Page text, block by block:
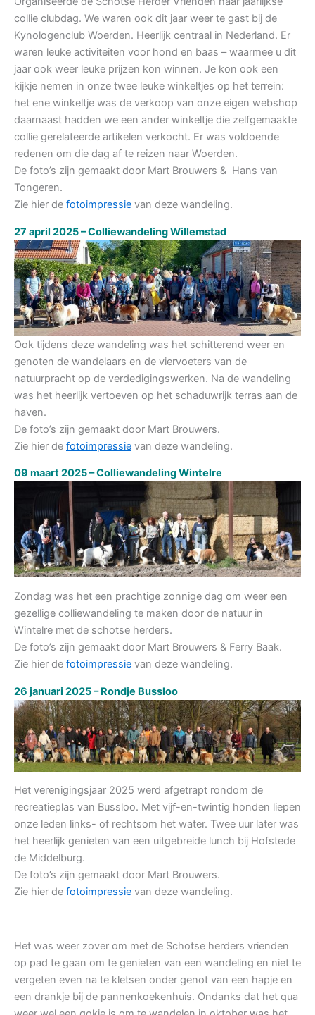
collie clubdag. We waren ook dit jaar weer te gast bij de
Kynologenclub Woerden. Heerlijk centraal in Nederland. Er
waren leuke activiteiten voor hond en baas – waarmee u dit
jaar ook weer leuke prijzen kon winnen. Je kon ook een
kijkje nemen in onze twee leuke winkeltjes op het terrein:
het ene winkeltje was de verkoop van onze eigen webshop
daarnaast hadden we een ander winkeltje die zelfgemaakte
collie gerelateerde artikelen verkocht. Er was voldoende
redenen om die dag af te reizen naar Woerden.
De foto’s zijn gemaakt door Mart Brouwers & Hans van
Tongeren.
Zie hier de fotoimpressie van deze wandeling.
27 april 2025 – Colliewandeling Willemstad
Ook tijdens deze wandeling was het schitterend weer en
genoten de wandelaars en de viervoeters van de
natuurpracht op de verdedigingswerken. Na de wandeling
was het heerlijk vertoeven op het schaduwrijk terras aan de
haven.
De foto’s zijn gemaakt door Mart Brouwers.
Zie hier de fotoimpressie van deze wandeling.
09 maart 2025 – Colliewandeling Wintelre
Zondag was het een prachtige zonnige dag om weer een
gezellige colliewandeling te maken door de natuur in
Wintelre met de schotse herders.
De foto’s zijn gemaakt door Mart Brouwers & Ferry Baak.
Zie hier de fotoimpressie van deze wandeling.
26 januari 2025 – Rondje Bussloo
Het verenigingsjaar 2025 werd afgetrapt rondom de
recreatieplas van Bussloo. Met vijf-en-twintig honden liepen
onze leden links- of rechtsom het water. Twee uur later was
het heerlijk genieten van een uitgebreide lunch bij Hofstede
de Middelburg.
De foto’s zijn gemaakt door Mart Brouwers.
Zie hier de fotoimpressie van deze wandeling.
Het was weer zover om met de Schotse herders vrienden
op pad te gaan om te genieten van een wandeling en niet te
vergeten even na te kletsen onder genot van een hapje en
een drankje bij de pannenkoekenhuis. Ondanks dat het qua